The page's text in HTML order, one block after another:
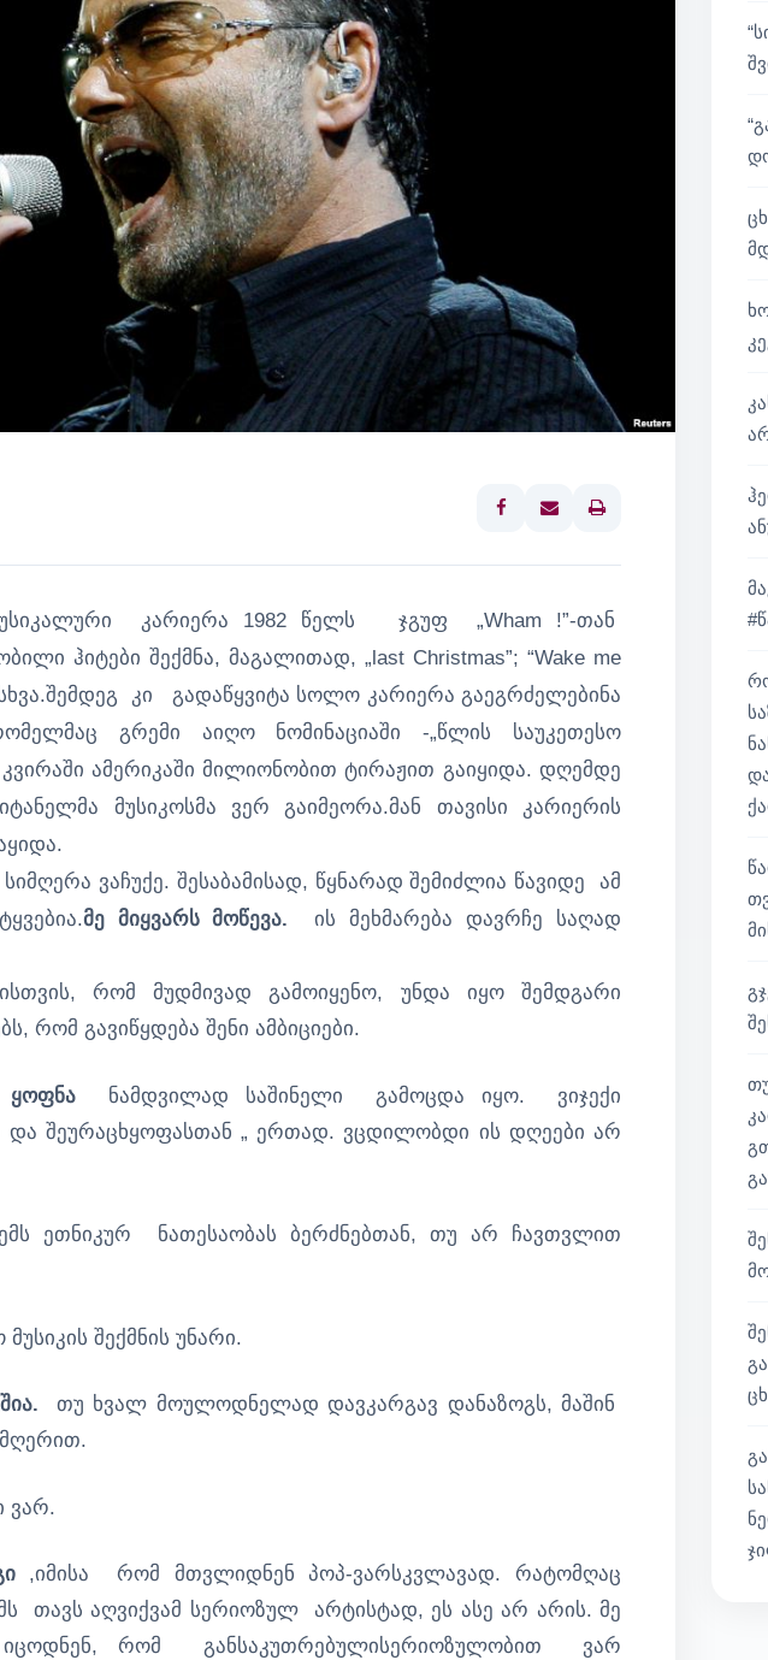
Print
კარიერა 1982 წელს ჯგუფ „Wham !”-თან
ჰიტები შექმნა, მაგალითად, „last Christmas”; “Wake me
სხვა.შემდეგ კი გადაწყვიტა სოლო კარიერა გაეგრძელებინა
გრემი აიღო ნომინაციაში -„წლის საუკეთესო
ამერიკაში მილიონობით ტირაჟით გაიყიდა. დღემდე
მუსიკოსმა ვერ გაიმეორა.მან თავისი კარიერის
ვაჩუქე. შესაბამისად, წყნარად შემიძლია წავიდე ამ
მე მიყვარს მოწევა. ის მეხმარება დავრჩე საღად
რომ მუდმივად გამოიყენო, უნდა იყო შემდგარი
რომ გავიწყდება შენი ამბიციები.
ყოფნანამდვილად საშინელი გამოცდა იყო. ვიჯექი
და შეურაცხყოფასთან „ ერთად. ვცდილობდი ის დღეები არ
ეთნიკურ ნათესაობას ბერძნებთან, თუ არ ჩავთვლით
შექმნის უნარი.
თუ ხვალ მოულოდნელად დავკარგავ დანაზოგს, მაშინ
ვარ.
,იმისა რომ მთვლიდნენ პოპ-ვარსკვლავად. რატომღაც
თავს აღვიქვამ სერიოზულ არტისტად, ეს ასე არ არის. მე
იცოდნენ, რომ განსაკუთრებულისერიოზულობით ვარ